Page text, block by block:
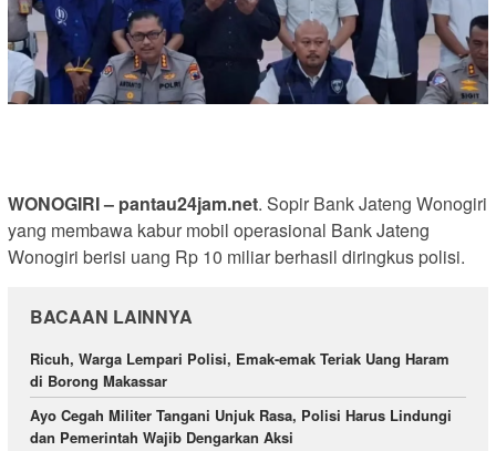
WONOGIRI – pantau24jam.net. Sopir Bank Jateng Wonogiri
yang membawa kabur mobil operasional Bank Jateng
Wonogiri berisi uang Rp 10 miliar berhasil diringkus polisi.
BACAAN LAINNYA
Ricuh, Warga Lempari Polisi, Emak-emak Teriak Uang Haram
di Borong Makassar
Ayo Cegah Militer Tangani Unjuk Rasa, Polisi Harus Lindungi
dan Pemerintah Wajib Dengarkan Aksi